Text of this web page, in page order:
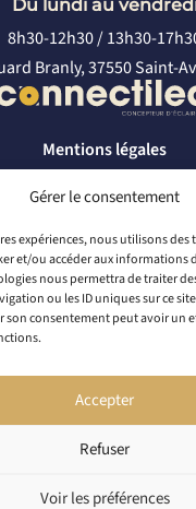
Gérer le consentement
expériences, nous utilisons
et/ou accéder aux informations
nous permettra de traiter
ou les ID uniques sur ce
son consentement peut avoir un
Accepter
Refuser
Voir les préférences
Du lundi au
8h30-12h30 / 13h30-
Branly, 37550 Saint-
Mentions légales
Politique de confidentialité
par téléphone
+33 2 46 65 56 66